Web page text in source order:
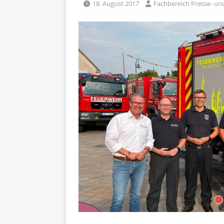
18. August 2017 Fachbereich Presse-